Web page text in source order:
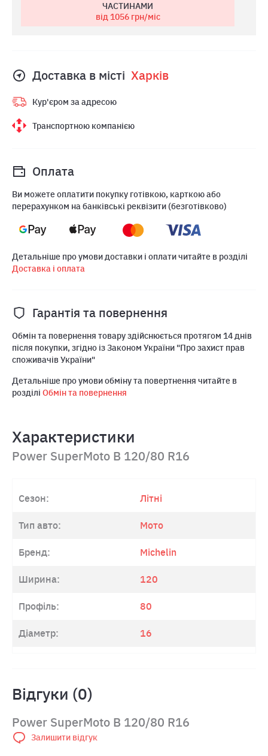
ЧАСТИНАМИ
від 1056грн/міс
Доставка в місті Харкiв
Кур'єром за адресою
Транспортною компанією
Оплата
Ви можете оплатити покупку готівкою, карткою або
перерахунком на банківські реквізити (безготівково)
Детальніше про умови доставки і оплати читайте в розділі
Доставка і оплата
Гарантія та повернення
Обмін та повернення товару здійснюється протягом 14 днів
після покупки, згідно із Законом України "Про захист прав
споживачів України"
Детальніше про умови обміну та повертнення читайте в
розділі Обмін та повернення
Характеристики
Power SuperMoto B 120/80 R16
Сезон: Літні
Тип авто: Мото
Бренд: Michelin
Ширина: 120
Профіль: 80
Діаметр: 16
Відгуки (0)
Power SuperMoto B 120/80 R16
Залишити відгук